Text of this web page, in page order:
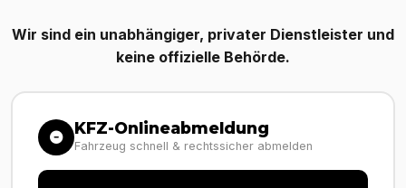
Wir sind ein unabhängiger, privater Dienstleister und
keine offizielle Behörde.
KFZ-Onlineabmeldung
Fahrzeug schnell & rechtssicher abmelden